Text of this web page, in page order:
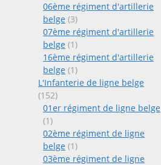
06ème régiment d'artillerie
belge (3)
07ème régiment d'artillerie
belge (1)
16ème régiment d'artillerie
belge (1)
L'Infanterie de ligne belge
(152)
01er régiment de ligne belge
(1)
02ème régiment de ligne
belge (1)
03ème régiment de ligne